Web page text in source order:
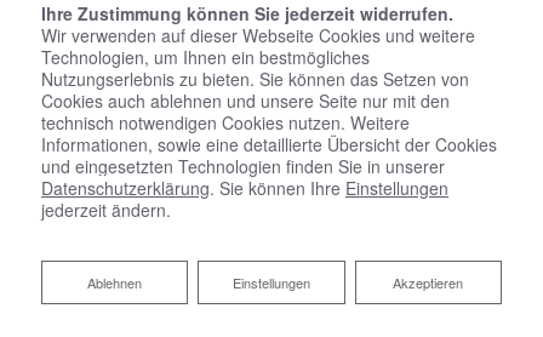
Ihre Zustimmung können Sie jederzeit widerrufen.
Wir verwenden auf dieser Webseite Cookies und weitere
Technologien, um Ihnen ein bestmögliches
Nutzungserlebnis zu bieten. Sie können das Setzen von
Cookies auch ablehnen und unsere Seite nur mit den
technisch notwendigen Cookies nutzen. Weitere
Informationen, sowie eine detaillierte Übersicht der Cookies
und eingesetzten Technologien finden Sie in unserer
Datenschutzerklärung. Sie können Ihre Einstellungen
jederzeit ändern.
Akzeptieren
Einstellungen
Ablehnen
Ablehnen